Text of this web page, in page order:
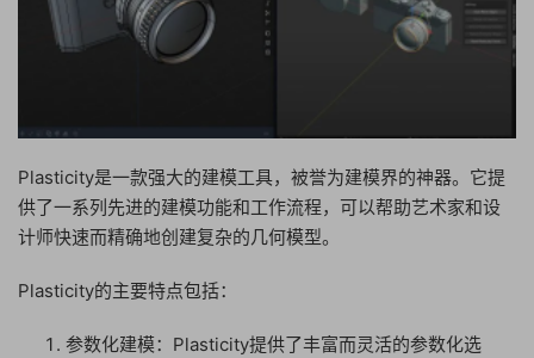
Plasticity是一款强大的建模工具，被誉为建模界的神器。它提
供了一系列先进的建模功能和工作流程，可以帮助艺术家和设
计师快速而精确地创建复杂的几何模型。
Plasticity的主要特点包括：
参数化建模：Plasticity提供了丰富而灵活的参数化选